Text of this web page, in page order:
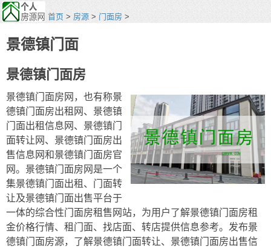
首页 > 房源 > 门面房 >
景德镇门面
景德镇门面房
景德镇门面房网，也有称景
德镇门面房出租网、景德镇
门面出租信息网、景德镇门
面转让网、景德镇门面房出
售信息网和景德镇门面房官
网。景德镇门面房网是一个
集景德镇门面出租、门面转
让及景德镇门面出售平台于
一体的综合性门面房租售网站，为用户了解景德镇门面房租
金价格行情、租门面、找店面、转店提供信息参考。发布景
德镇门面房源，了解景德镇门面转让、景德镇门面房出售信